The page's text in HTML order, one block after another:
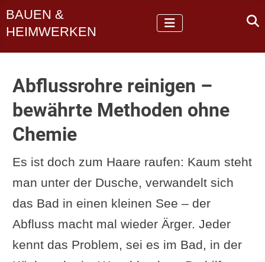
BAUEN &
HEIMWERKEN
Abflussrohre reinigen –
bewährte Methoden ohne
Chemie
Es ist doch zum Haare raufen: Kaum steht
man unter der Dusche, verwandelt sich
das Bad in einen kleinen See – der
Abfluss macht mal wieder Ärger. Jeder
kennt das Problem, sei es im Bad, in der